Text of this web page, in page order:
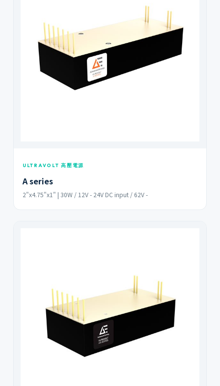
ULTRAVOLT 高壓電源
A series
2"x4.75"x1" | 30W / 12V - 24V DC input / 62V -